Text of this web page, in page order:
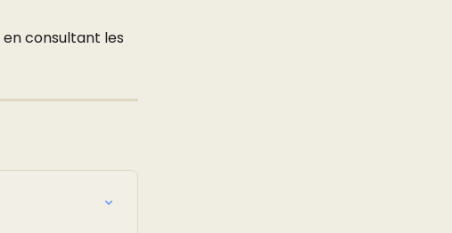
en consultant les